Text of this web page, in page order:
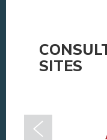
SITES